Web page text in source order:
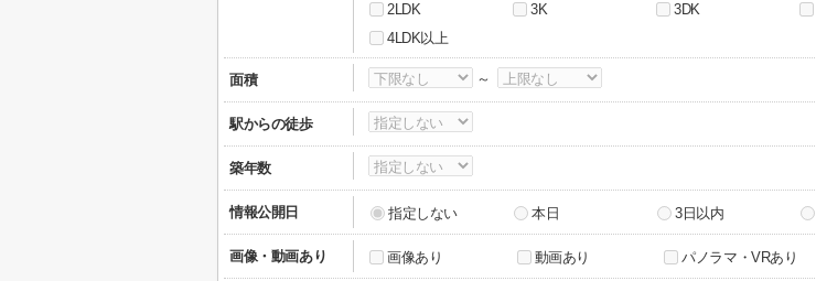
2LDK
3K 3DK
4LDK以上
面積 ～
駅からの徒歩
築年数
情報公開日 指定しない 本日 3日以内
画像・動画あり 画像あり 動画あり パノラマ・VRあり